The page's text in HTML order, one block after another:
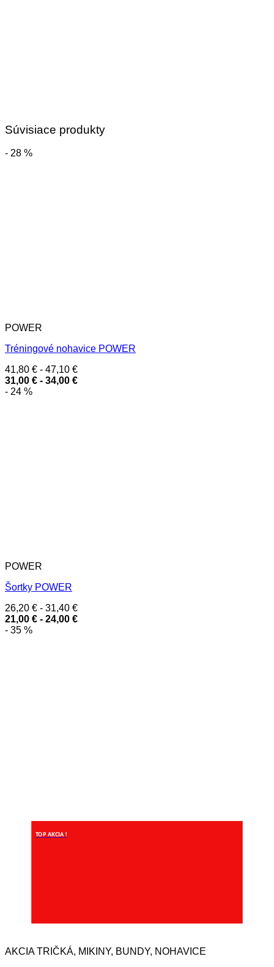
Súvisiace produkty
- 28 %
POWER
Tréningové nohavice POWER
41,80 € - 47,10 €
31,00 € - 34,00 €
- 24 %
POWER
Šortky POWER
26,20 € - 31,40 €
21,00 € - 24,00 €
- 35 %
TOP AKCIA !
AKCIA TRIČKÁ, MIKINY, BUNDY, NOHAVICE